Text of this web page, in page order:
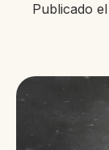
Publicado el